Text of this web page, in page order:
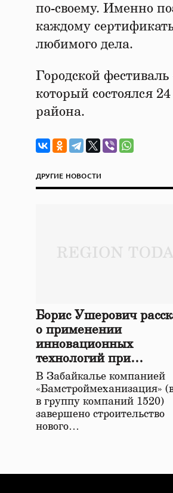
по-своему. Именно
каждому
любимого дела.
Городской
который состоялся
района.
ДРУГИЕ НОВОСТИ
Борис Ушерович
о применении
инновационных
технологий при
строительстве нового
в Забайкалье
В Забайкалье компанией
«Бамстроймеханизация»
в группу компаний 1520)
завершено строительство
нового…